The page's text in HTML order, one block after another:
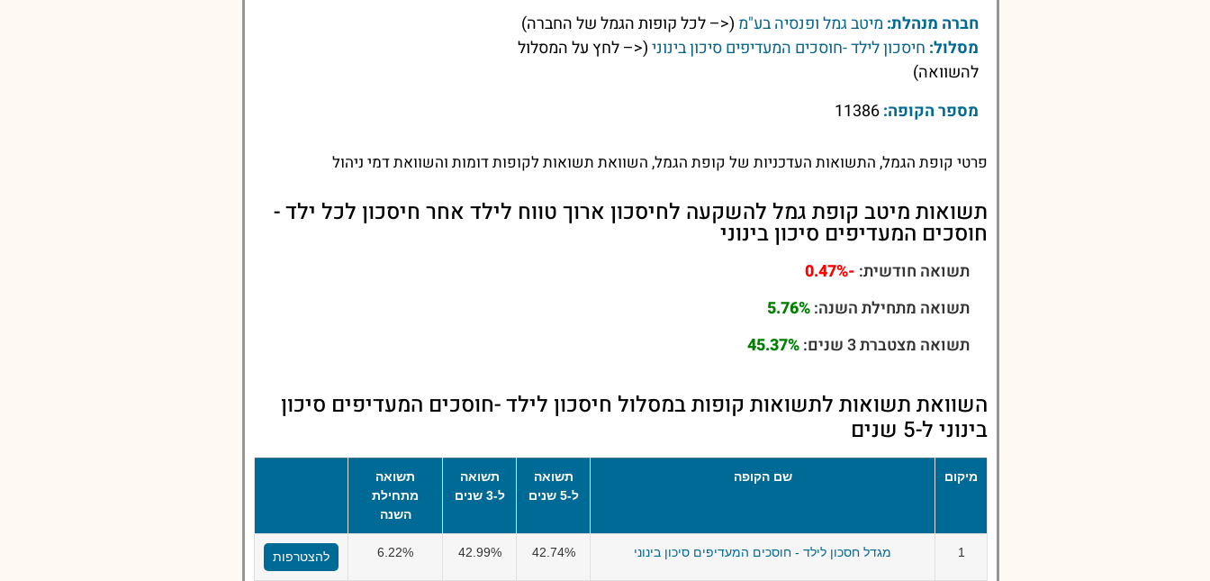
חברה מנהלת: מיטב גמל ופנסיה בע"מ (<– לכל קופות הגמל של החברה)
מסלול: חיסכון לילד -חוסכים המעדיפים סיכון בינוני(<– לחץ על המסלול
להשוואה)
מספר הקופה:
פרטי קופת הגמל, התשואות העדכניות של קופת הגמל, השוואת תשואות לקופות דומות והשוואת דמי ניהול
תשואות מיטב קופת גמל להשקעה לחיסכון ארוך טווח לילד אחר חיסכון לכל ילד -
חוסכים המעדיפים סיכון בינוני
תשואה חודשית: -0.47%
תשואה מתחילת השנה:5.76%
תשואה מצטברת 3 שנים:
45.37%
השוואת תשואות לתשואות קופות במסלול חיסכון לילד -חוסכים המעדיפים סיכון
בינוני ל-5 שנים
מיקום שם הקופה
תשואה
ל-5 שנים
תשואה
ל-3 שנים
תשואה
מתחילת
השנה
1 מגדל חסכון לילד - חוסכים המעדיפים סיכון בינוני 42.74%
42.99%
6.22% להצטרפות